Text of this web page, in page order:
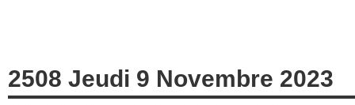
2508 Jeudi 9 Novembre 2023